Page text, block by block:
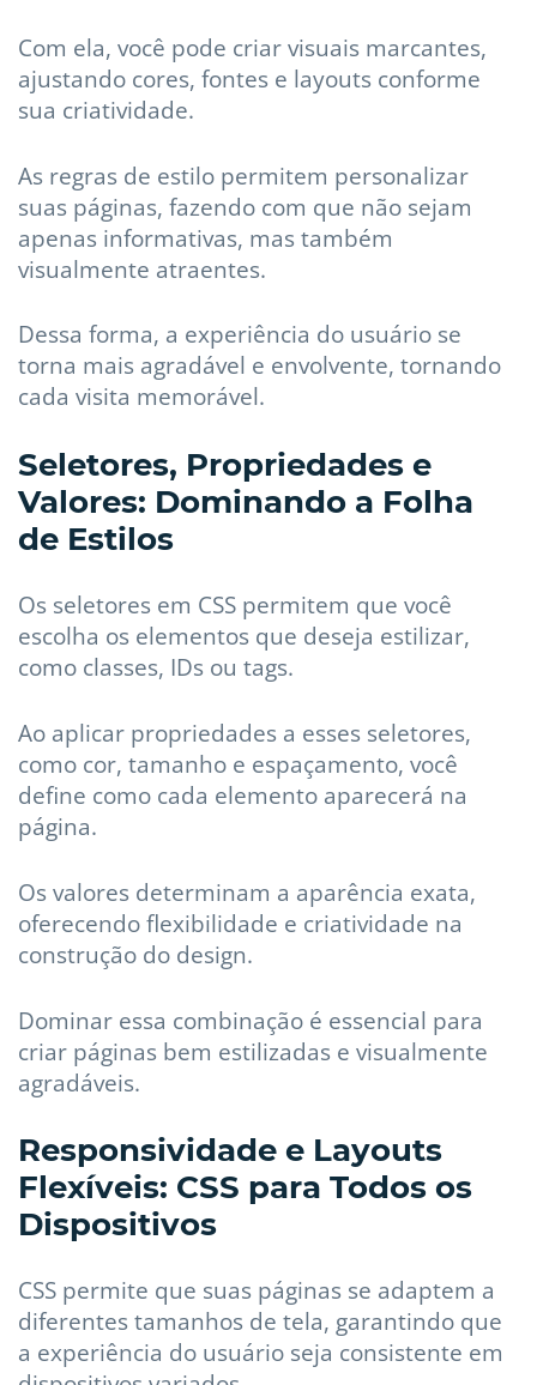
Com ela, você pode criar visuais marcantes,
ajustando cores, fontes e layouts conforme
sua criatividade.
As regras de estilo permitem personalizar
suas páginas, fazendo com que não sejam
apenas informativas, mas também
visualmente atraentes.
Dessa forma, a experiência do usuário se
torna mais agradável e envolvente, tornando
cada visita memorável.
Seletores, Propriedades e
Valores: Dominando a Folha
de Estilos
Os seletores em CSS permitem que você
escolha os elementos que deseja estilizar,
como classes, IDs ou tags.
Ao aplicar propriedades a esses seletores,
como cor, tamanho e espaçamento, você
define como cada elemento aparecerá na
página.
Os valores determinam a aparência exata,
oferecendo flexibilidade e criatividade na
construção do design.
Dominar essa combinação é essencial para
criar páginas bem estilizadas e visualmente
agradáveis.
Responsividade e Layouts
Flexíveis: CSS para Todos os
Dispositivos
CSS permite que suas páginas se adaptem a
diferentes tamanhos de tela, garantindo que
a experiência do usuário seja consistente em